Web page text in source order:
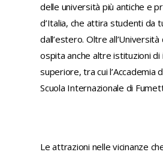
delle università più antiche e
d’Italia, che attira studenti da
dall’estero. Oltre
ospita anche altre istituzioni di
superiore, tra cui l’Accademia
Scuola Internazionale di
Le attrazioni nelle vicinanze